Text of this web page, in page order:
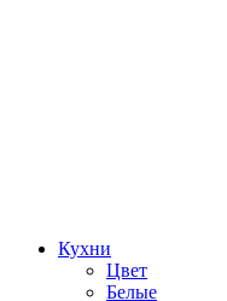
Кухни
Цвет
Белые